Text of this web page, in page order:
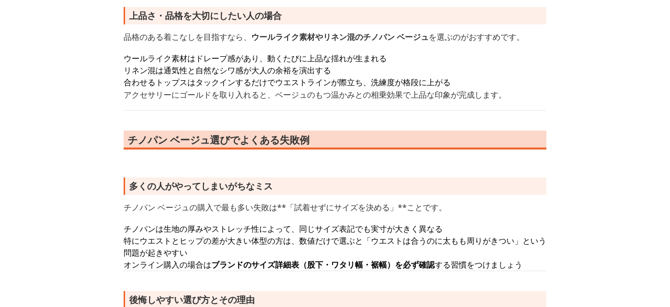
上品さ・品格を大切にしたい人の場合
品格のある着こなしを目指すなら、 ウールライク素材やリネン混のチノパン ベージュを選ぶのがおすすめです。
ウールライク素材はドレープ感があり、動くたびに上品な揺れが生まれる
リネン混は通気性と自然なシワ感が大人の余裕を演出する
合わせるトップスはタックインするだけでウエストラインが際立ち、洗練度が格段に上がる
アクセサリーにゴールドを取り入れると、ベージュのもつ温かみとの相乗効果で上品な印象が完成します。
チノパン ベージュ選びでよくある失敗例
多くの人がやってしまいがちなミス
チノパン ベージュの購入で最も多い失敗は**「試着せずにサイズを決める」**ことです。
チノパンは生地の厚みやストレッチ性によって、同じサイズ表記でも実寸が大きく異なる
特にウエストとヒップの差が大きい体型の方は、数値だけで選ぶと「ウエストは合うのに太もも周りがきつい」という
問題が起きやすい
オンライン購入の場合はブランドのサイズ詳細表（股下・ワタリ幅・裾幅）を必ず確認する習慣をつけましょう
後悔しやすい選び方とその理由